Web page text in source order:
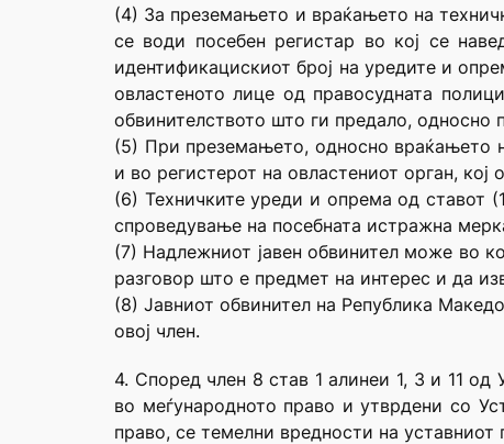
(4) За преземањето и враќањето на
се води посебен регистар во кој се
идентификацискиот број на уредите и
овластеното лице од правосудната
обвинителството што ги предало, односно
(5) При преземањето, односно враќањето
и во регистерот на овластениот орган,
(6) Техничките уреди и опрема од ставот
спроведување на посебната истражна
(7) Надлежниот јавен обвинител може во
разговор што е предмет на интерес и да
(8) Јавниот обвинител на Република
овој член.
4. Според член 8 став 1 алинеи 1, 3 и 11 од
во меѓународното право и утврдени со
право, се темелни вредности на